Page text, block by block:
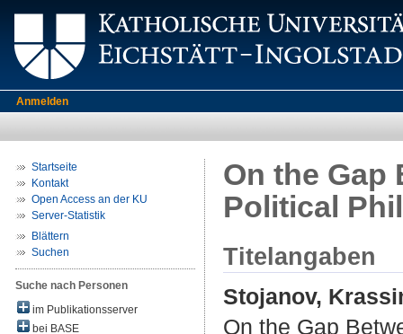
Anmelden
Startseite
Kontakt
Open Access an der KU
Server-Statistik
Blättern
Suchen
Suche nach Personen
im Publikationsserver
bei BASE
On the Gap
Political
Titelangaben
Stojanov,
On the Gap